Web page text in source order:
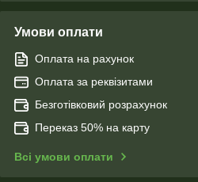
Умови оплати
Оплата на рахунок
Оплата за реквізитами
Безготівковий розрахунок
Переказ 50% на карту
Всі умови оплати